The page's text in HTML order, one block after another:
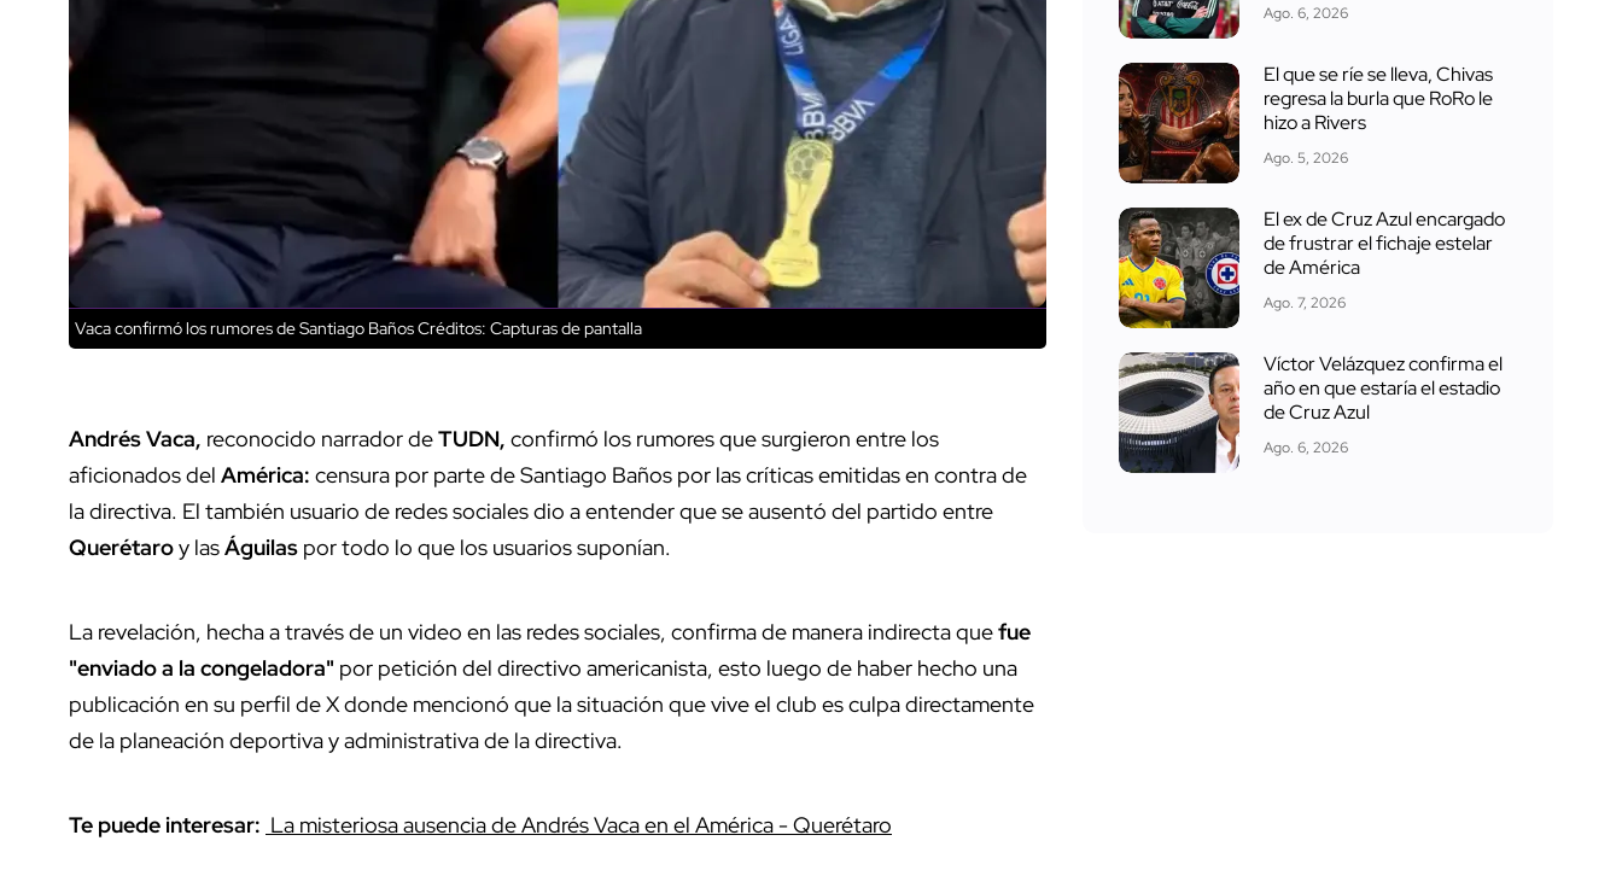
Vaca confirmó los rumores de Santiago BañosCréditos: Capturas de pantalla
Andrés Vaca, reconocido narrador deTUDN, confirmó los rumores que surgieron entre los
aficionados del América: censura por parte de Santiago Baños por las críticas emitidas en contra de
la directiva. El también usuario de redes sociales dio a entender que se ausentó del partido entre
Querétaroy lasÁguilas por todo lo que los usuarios suponían.
La revelación, hecha a través de un video en las redes sociales, confirma de manera indirecta quefue
"enviado a la congeladora" por petición del directivo americanista, esto luego de haber hecho una
publicación en su perfil de X donde mencionó que la situación que vive el club es culpa directamente
de la planeación deportiva y administrativa de la directiva.
Te puede interesar: La misteriosa ausencia de Andrés Vaca en el América - Querétaro
Ago. 6, 2026
El que se ríe se lleva, Chivas
regresa la burla que RoRo le
hizo a Rivers
Ago. 5, 2026
El ex de Cruz Azul encargado
de frustrar el fichaje estelar
de América
Ago. 7, 2026
Víctor Velázquez confirma el
año en que estaría el estadio
de Cruz Azul
Ago. 6, 2026